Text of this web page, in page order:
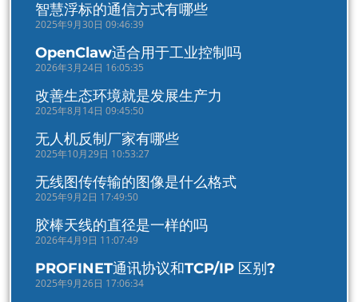
智慧浮标的通信方式有哪些
2025年9月30日 09:46:39
OpenClaw适合用于工业控制吗
2026年3月24日 16:05:35
改善生态环境就是发展生产力
2025年8月14日 09:45:50
无人机反制厂家有哪些
2025年10月29日 10:53:27
无线图传传输的图像是什么格式
2025年9月2日 17:49:50
胶棒天线的直径是一样的吗
2026年4月9日 11:07:49
PROFINET通讯协议和TCP/IP 区别?
2025年9月26日 17:06:34